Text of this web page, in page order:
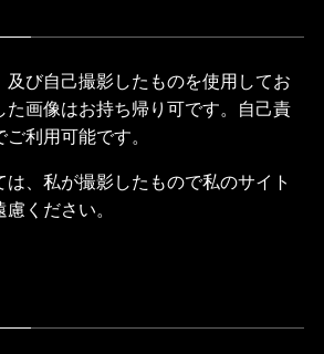
及び自己撮影したものを使用してお
た画像はお持ち帰り可です。自己責
利用可能です。
、私が撮影したもので私のサイト
ください。